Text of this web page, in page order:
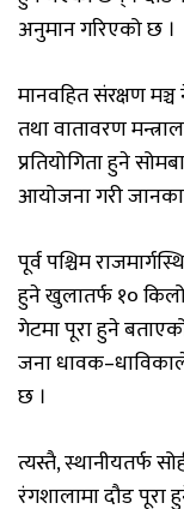
अनुमान गरिएको छ ।
मानवहित संरक्षण
तथा वातावरण
प्रतियोगिता हुने
आयोजना गरी
पूर्व पश्चिम
हुने खुलातर्फ १०
गेटमा पूरा हुने
जना
छ ।
त्यस्तै, स्थानीयतर्फ
रंगशालामा दौड